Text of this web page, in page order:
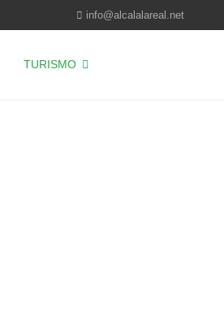
info@alcalalareal.net
TURISMO